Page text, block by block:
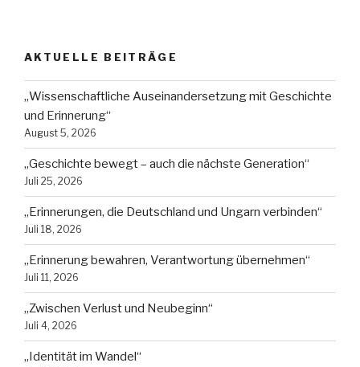
AKTUELLE BEITRÄGE
„Wissenschaftliche Auseinandersetzung mit Geschichte
und Erinnerung“
August 5, 2026
„Geschichte bewegt – auch die nächste Generation“
Juli 25, 2026
„Erinnerungen, die Deutschland und Ungarn verbinden“
Juli 18, 2026
„Erinnerung bewahren, Verantwortung übernehmen“
Juli 11, 2026
„Zwischen Verlust und Neubeginn“
Juli 4, 2026
„Identität im Wandel“